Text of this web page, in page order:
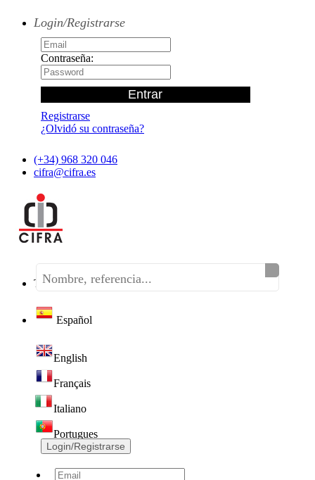
Login/Registrarse
Contraseña:
Registrarse
¿Olvidó su contraseña?
(+34) 968 320 046
cifra@cifra.es
Teléfono:(+34) 968 320 046
Español
English
Français
Italiano
Portugues
Login/Registrarse